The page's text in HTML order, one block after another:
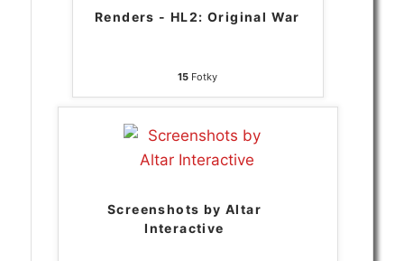
Renders - HL2: Original War
15 Fotky
Screenshots by Altar
Interactive